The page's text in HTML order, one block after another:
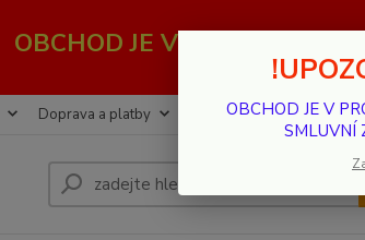
OBCHOD JE V PROVOZU
Doprava a platby KontaktyOBCHOD JE V
SMLUVNÍ